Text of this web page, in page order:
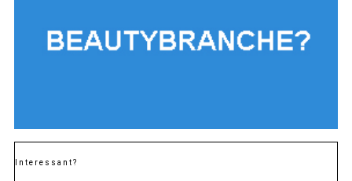
Interessant?